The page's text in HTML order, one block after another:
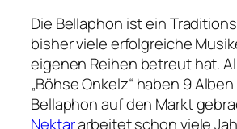
Die Bellaphon ist ein
bisher viele erfolgreiche
eigenen Reihen betreut hat.
„Böhse Onkelz“ haben 9
Bellaphon auf den Markt
Nektararbeitet schon viele